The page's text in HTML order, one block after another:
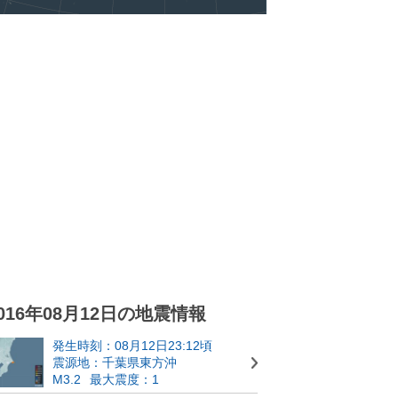
年08月12日の地震情報
発生時刻：08月12日23:12頃
震源地：千葉県東方沖
M3.2
最大震度：1